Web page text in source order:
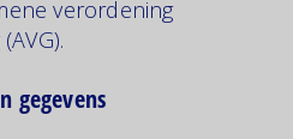
verordening
gegevens